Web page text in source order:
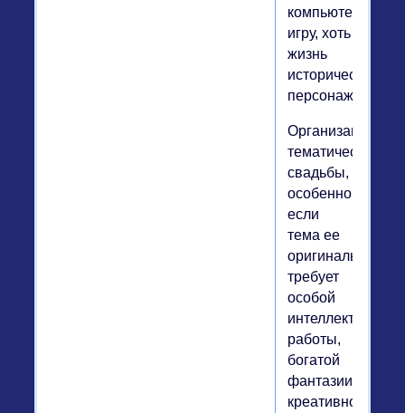
компьютерную
игру, хоть
жизнь
исторических
персонажей.
Организация
тематической
свадьбы,
особенно
если
тема ее
оригинальна,
требует
особой
работы,
богатой
фантазии,
креативности.